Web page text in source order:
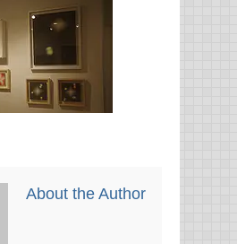
About the Author